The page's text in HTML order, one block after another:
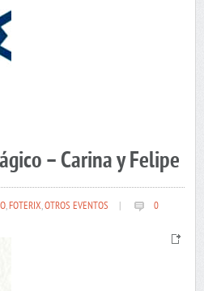
– Carina y Felipe
,FOTERIX,OTROS EVENTOS 0